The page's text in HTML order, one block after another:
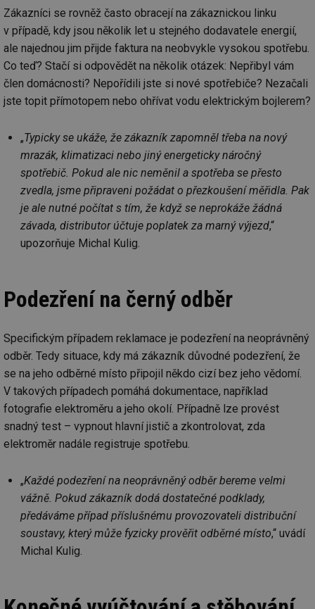
Zákazníci se rovněž často obracejí na zákaznickou linku
v případě, kdy jsou několik let u stejného dodavatele energií,
ale najednou jim přijde faktura na neobvykle vysokou spotřebu.
Co teď? Stačí si odpovědět na několik otázek: Nepřibyl vám
člen domácnosti? Nepořídili jste si nové spotřebiče? Nezačali
jste topit přímotopem nebo ohřívat vodu elektrickým bojlerem?
„Typicky se ukáže, že zákazník zapomněl třeba na nový
mrazák, klimatizaci nebo jiný energeticky náročný
spotřebič. Pokud ale nic neměnil a spotřeba se přesto
zvedla, jsme připraveni požádat o přezkoušení měřidla. Pak
je ale nutné počítat s tím, že když se neprokáže žádná
závada, distributor účtuje poplatek za marný výjezd,“
upozorňuje Michal Kulig.
Podezření na černý odběr
Specifickým případem reklamace je podezření na neoprávněný
odběr. Tedy situace, kdy má zákazník důvodné podezření, že
se na jeho odběrné místo připojil někdo cizí bez jeho vědomí.
V takových případech pomáhá dokumentace, například
fotografie elektroměru a jeho okolí. Případně lze provést
snadný test – vypnout hlavní jistič a zkontrolovat, zda
elektroměr nadále registruje spotřebu.
„Každé podezření na neoprávněný odběr bereme velmi
vážně. Pokud zákazník dodá dostatečné podklady,
předáváme případ příslušnému provozovateli distribuční
soustavy, který může fyzicky prověřit odběrné místo,“ uvádí
Michal Kulig.